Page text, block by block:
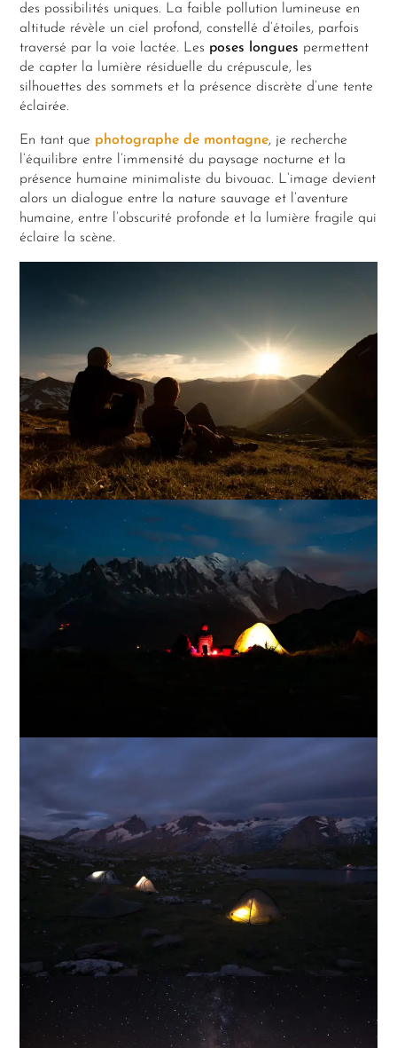
des possibilités uniques. La faible pollution lumineuse en
altitude révèle un ciel profond, constellé d’étoiles, parfois
traversé par la voie lactée. Les poses longues permettent
de capter la lumière résiduelle du crépuscule, les
silhouettes des sommets et la présence discrète d’une tente
éclairée.
En tant que photographe de montagne, je recherche
l’équilibre entre l’immensité du paysage nocturne et la
présence humaine minimaliste du bivouac. L’image devient
alors un dialogue entre la nature sauvage et l’aventure
humaine, entre l’obscurité profonde et la lumière fragile qui
éclaire la scène.